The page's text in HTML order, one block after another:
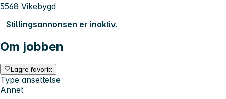
5568 Vikebygd
Stillingsannonsen er inaktiv.
Om jobben
Lagre favoritt
Type ansettelse
Annet